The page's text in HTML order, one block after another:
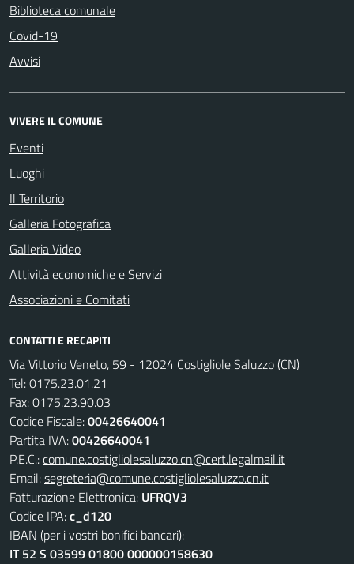
Biblioteca comunale
Covid-19
Avvisi
VIVERE IL COMUNE
Eventi
Luoghi
Il Territorio
Galleria Fotografica
Galleria Video
Attività economiche e Servizi
Associazioni e Comitati
CONTATTI E RECAPITI
Via Vittorio Veneto, 59 - 12024 Costigliole Saluzzo (CN)
Tel:0175.23.01.21
Fax:0175.23.90.03
Codice Fiscale:00426640041
Partita IVA:00426640041
P.E.C.:comune.costigliolesaluzzo.cn@cert.legalmail.it
Email:segreteria@comune.costigliolesaluzzo.cn.it
Fatturazione Elettronica: UFRQV3
Codice IPA:c_d120
IBAN (per i vostri bonifici bancari):
IT 52 S 03599 01800 000000158630